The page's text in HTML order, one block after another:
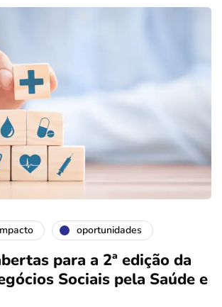
oportunidades
para a 2ª edição da
Sociais pela Saúde e